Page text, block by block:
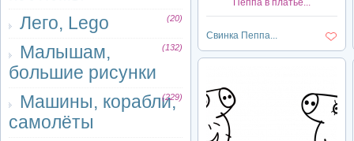
Лего, Lego (20)
Малышам,
большие рисунки
(132)
Машины, корабли,
самолёты
(229)
Пеппа в платье...
Свинка Пеппа...